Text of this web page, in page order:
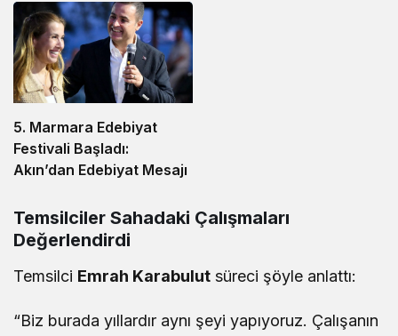
5. Marmara Edebiyat
Festivali Başladı:
Akın’dan Edebiyat Mesajı
Temsilciler Sahadaki Çalışmaları
Değerlendirdi
Temsilci Emrah Karabulut süreci şöyle anlattı:
“Biz burada yıllardır aynı şeyi yapıyoruz. Çalışanın